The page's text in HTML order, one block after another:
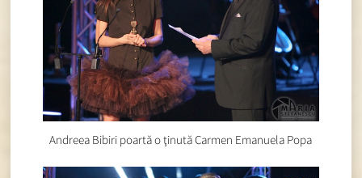
Andreea Bibiri poartă o ţinută Carmen Emanuela Popa